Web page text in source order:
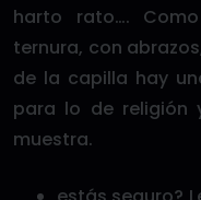
harto rato….
ternura, con
de la capilla hay
para lo de religión
muestra.